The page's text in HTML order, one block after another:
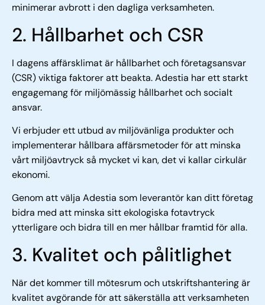
minimerar avbrott i den dagliga verksamheten.
2. Hållbarhet och CSR
I dagens affärsklimat är hållbarhet och företagsansvar
(CSR) viktiga faktorer att beakta. Adestia har ett starkt
engagemang för miljömässig hållbarhet och socialt
ansvar.
Vi erbjuder ett utbud av miljövänliga produkter och
implementerar hållbara affärsmetoder för att minska
vårt miljöavtryck så mycket vi kan, det vi kallar cirkulär
ekonomi.
Genom att välja Adestia som leverantör kan ditt företag
bidra med att minska sitt ekologiska fotavtryck
ytterligare och bidra till en mer hållbar framtid för alla.
3. Kvalitet och pålitlighet
När det kommer till mötesrum och utskriftshantering är
kvalitet avgörande för att säkerställa att verksamheten